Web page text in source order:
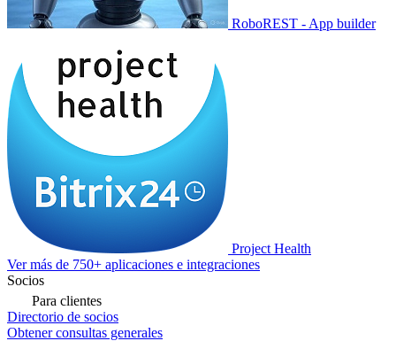
RoboREST - App builder
Project Health
Ver más de 750+ aplicaciones e integraciones
Socios
Para clientes
Directorio de socios
Obtener consultas generales